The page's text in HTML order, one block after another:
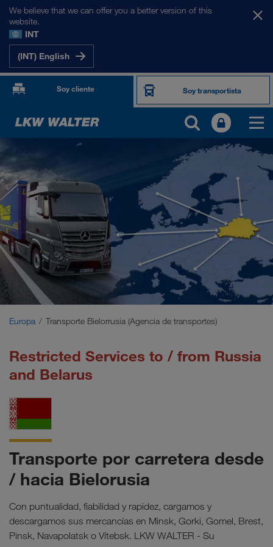
We believe that we can offer you a better version of this
website.
INT
(INT) English
Soy cliente Soy transportista
NUESTROS MERCADOS
Europa
Asia Central
Rusia
Oriente Medio
Europa Transporte Bielorrusia (Agencia de transportes)
Restricted Services to / from Russia
and Belarus
Transporte por carretera desde
/ hacia Bielorusia
Con puntualidad, fiabilidad y rapidez, cargamos y
descargamos sus mercancías en Minsk, Gorki, Gomel, Brest,
Pinsk, Navapolatsk o Vítebsk. LKW WALTER - Su